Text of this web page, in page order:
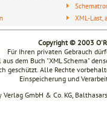
XML-Last,
Copyright © 2003
Für Ihren privaten Gebrauch
dem Buch "XML Schema"
geschützt. Alle Rechte
Einspeicherung und
Verlag GmbH & Co. KG,